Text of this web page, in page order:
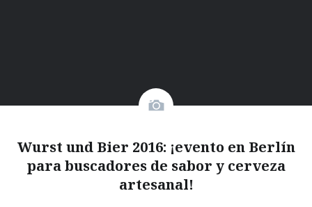
Wurst und Bier 2016: ¡evento en Berlín
para buscadores de sabor y cerveza
artesanal!